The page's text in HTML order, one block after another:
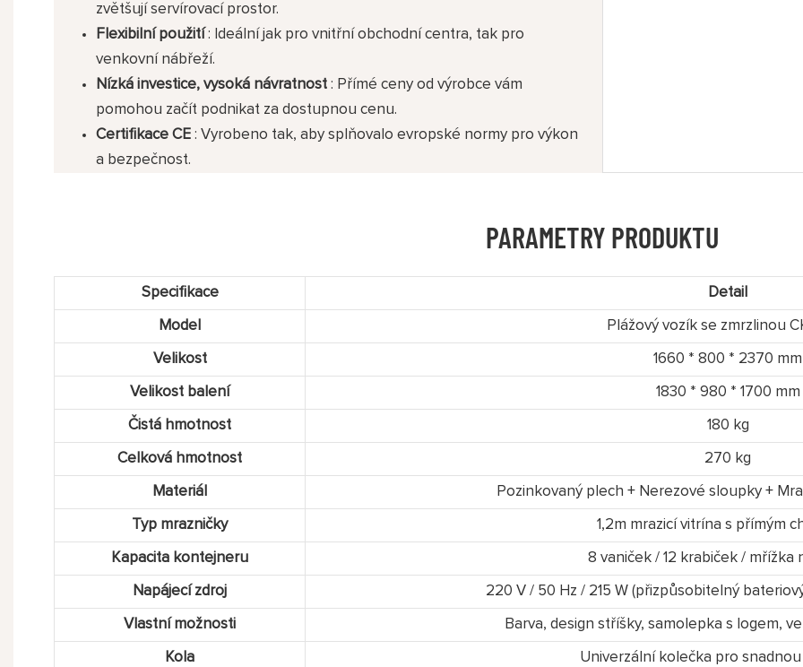
zvětšují servírovací prostor.
Flexibilní použití : Ideální jak pro vnitřní obchodní centra, tak pro
venkovní nábřeží.
Nízká investice, vysoká návratnost : Přímé ceny od výrobce vám
pomohou začít podnikat za dostupnou cenu.
Certifikace CE : Vyrobeno tak, aby splňovalo evropské normy pro výkon
a bezpečnost.
PARAMETRY PRODUKTU
Specifikace Detail
Model Plážový vozík se zmrzlinou
Velikost 1660 * 800 * 2370 mm
Velikost balení 1830 * 980 * 1700 mm
Čistá hmotnost 180 kg
Celková hmotnost 270 kg
Materiál Pozinkovaný plech + Nerezové sloupky +
Typ mrazničky 1,2m mrazicí vitrína s přímým
Kapacita kontejneru 8 vaniček / 12 krabiček / mřížka
Napájecí zdroj 220 V / 50 Hz / 215 W (přizpůsobitelný
Vlastní možnosti Barva, design stříšky, samolepka s logem,
Kola Univerzální kolečka pro